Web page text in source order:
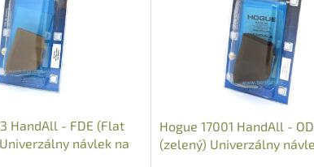
HandAll - FDE (Flat
návlek na
Hogue 17001 HandAll -
(zelený) Univerzálny